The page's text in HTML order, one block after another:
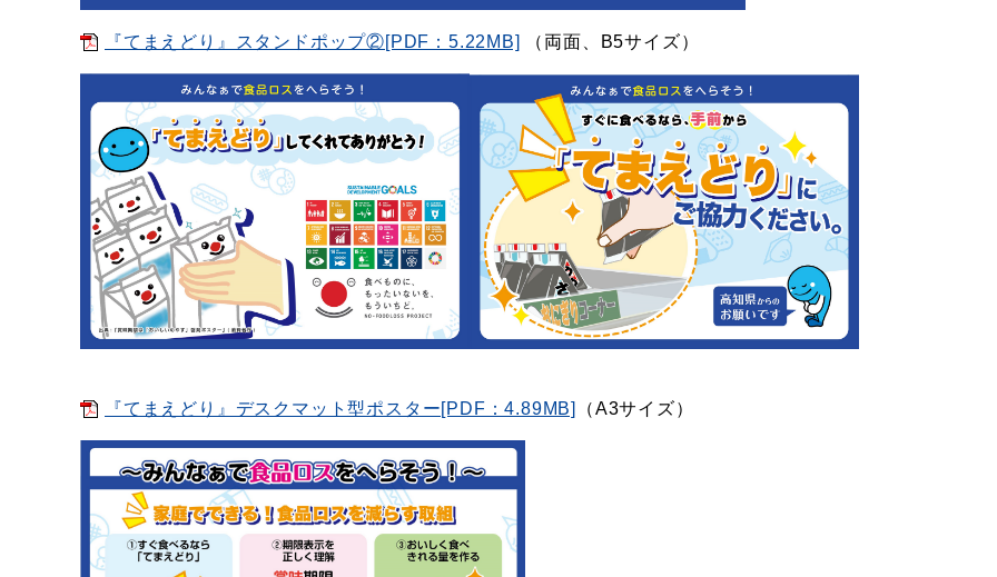
『てまえどり』スタンドポップ②[PDF：5.22MB] （両面、B5サイズ）
『てまえどり』デスクマット型ポスター[PDF：4.89MB] （A3サイズ）